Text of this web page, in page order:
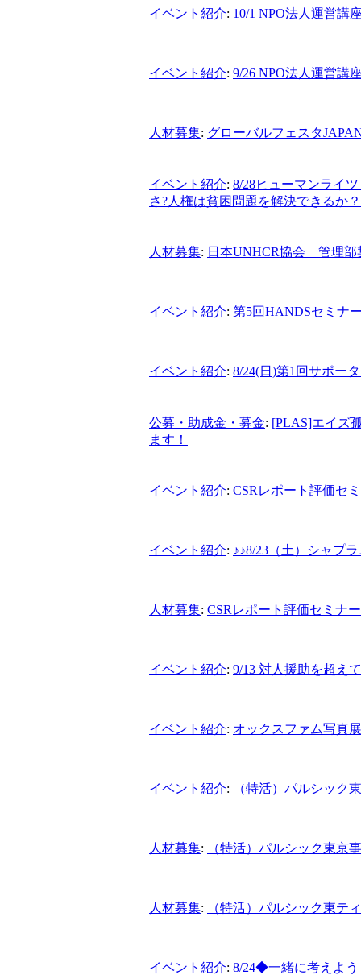
イベント紹介: 10/1 NPO法人運営
イベント紹介: 9/26 NPO法人運営講
人材募集: グローバルフェスタ
イベント紹介: 8/28ヒューマンライ
さ?人権は貧困問題を解決できるか
人材募集: 日本UNHCR協会 管理部
イベント紹介: 第5回HANDSセミナ
イベント紹介: 8/24(日)第1回サポー
公募・助成金・募金: [PLAS]エイズ
ます！
イベント紹介: CSRレポート評価セ
イベント紹介: ♪♪8/23（土）シャプ
人材募集: CSRレポート評価セミナ
イベント紹介: 9/13 対人援助を超え
イベント紹介: オックスファム写真
イベント紹介: （特活）パルシッ
人材募集: （特活）パルシック東
人材募集: （特活）パルシック東
イベント紹介: 8/24◆一緒に考えよう